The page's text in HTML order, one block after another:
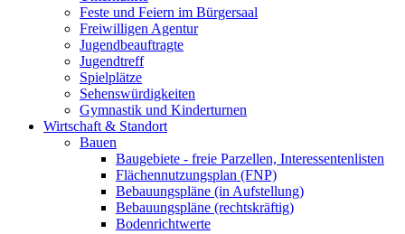
Feste und Feiern im Bürgersaal
Freiwilligen Agentur
Jugendbeauftragte
Jugendtreff
Spielplätze
Sehenswürdigkeiten
Gymnastik und Kinderturnen
Wirtschaft & Standort
Bauen
Baugebiete - freie Parzellen, Interessentenlisten
Flächennutzungsplan (FNP)
Bebauungspläne (in Aufstellung)
Bebauungspläne (rechtskräftig)
Bodenrichtwerte